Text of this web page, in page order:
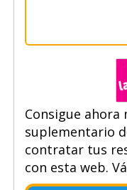
Consigue
suplementario
contratar tus
con esta web.